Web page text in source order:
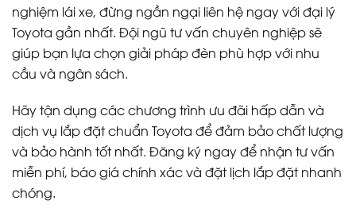
nghiệm lái xe, đừng ngần ngại liên hệ ngay với đại lý
Toyota gần nhất. Đội ngũ tư vấn chuyên nghiệp sẽ
giúp bạn lựa chọn giải pháp đèn phù hợp với nhu
cầu và ngân sách.
Hãy tận dụng các chương trình ưu đãi hấp dẫn và
dịch vụ lắp đặt chuẩn Toyota để đảm bảo chất lượng
và bảo hành tốt nhất. Đăng ký ngay để nhận tư vấn
miễn phí, báo giá chính xác và đặt lịch lắp đặt nhanh
chóng.